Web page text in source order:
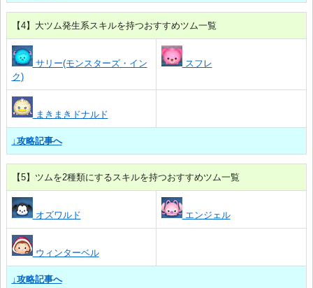
【4】大ツム発生系スキルを持つおすすめツム一覧
サリー(モンスターズ・イン
ク)
スフレ
まきまきドナルド
↓攻略記事へ
【5】ツムを2種類にするスキルを持つおすすめツム一覧
オズワルド エンジェル
ウィンターベル
↓攻略記事へ